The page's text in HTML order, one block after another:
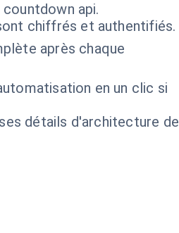
api.
chiffrés et authentifiés.
après chaque
en un clic si
détails d'architecture de